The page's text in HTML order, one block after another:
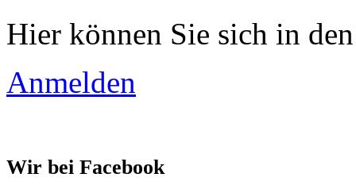
Hier können Sie sich in
Anmelden
Wir bei Facebook